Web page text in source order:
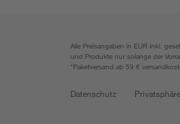
Alle Preisangaben in EUR inkl.
und Produkte nur solange der
*Paketversand ab 59 €
Datenschutz Privatsphäre